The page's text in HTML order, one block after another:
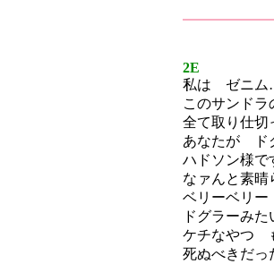
2E
私は ゼニ
このサンドラ
全て取り仕切
あなたが ド
ハドソン様で
なァんと素晴
ベリーベリ
ドグラーみ
ケチなやつ
死ぬべきだっ